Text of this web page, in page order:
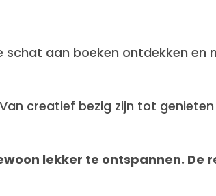
schat aan boeken ontdekken en
creatief bezig zijn tot
lekker te ontspannen. De